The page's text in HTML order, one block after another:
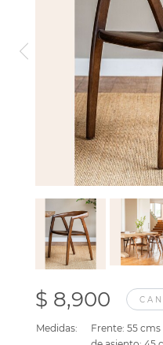
$ 8,900
Medidas:
Frente: 55